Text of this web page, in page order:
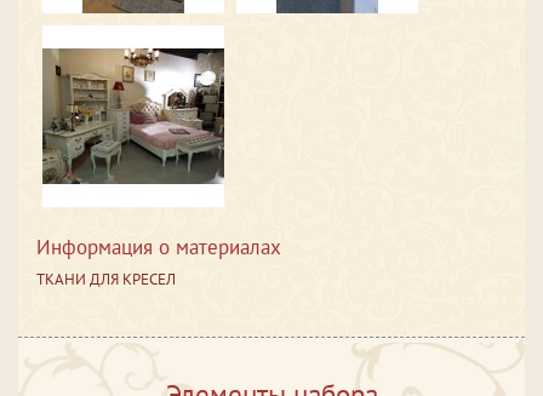
Информация о материалах
ТКАНИ ДЛЯ КРЕСЕЛ